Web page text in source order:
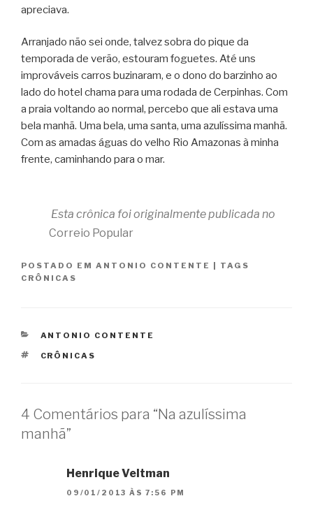
apreciava.
Arranjado não sei onde, talvez sobra do pique da
temporada de verão, estouram foguetes. Até uns
improváveis carros buzinaram, e o dono do barzinho ao
lado do hotel chama para uma rodada de Cerpinhas. Com
a praia voltando ao normal, percebo que ali estava uma
bela manhã. Uma bela, uma santa, uma azulíssima manhã.
Com as amadas águas do velho Rio Amazonas à minha
frente, caminhando para o mar.
Esta crônica foi originalmente publicada no
Correio Popular
POSTADO EM ANTONIO CONTENTE | TAGS
CRÔNICAS
CATEGORIAS
ANTONIO CONTENTE
TAGS
CRÔNICAS
4 Comentários para “Na azulíssima
manhã”
Henrique Veltman
09/01/2013 ÀS 7:56 PM